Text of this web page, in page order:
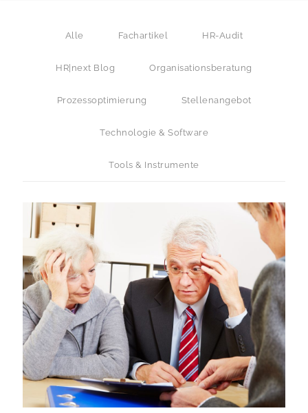
Alle Fachartikel HR-Audit
HR|next Blog Organisationsberatung
Prozessoptimierung Stellenangebot
Technologie & Software
Tools & Instrumente